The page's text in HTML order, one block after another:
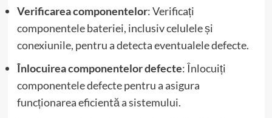
Verificarea componentelor: Verificați
componentele bateriei, inclusiv celulele și
conexiunile, pentru a detecta eventualele defecte.
Înlocuirea componentelor defecte: Înlocuiți
componentele defecte pentru a asigura
funcționarea eficientă a sistemului.